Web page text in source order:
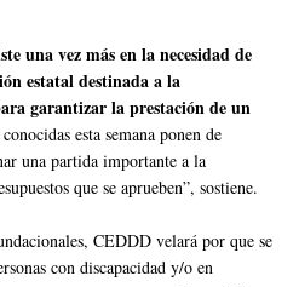
una vez más en la necesidad de
estatal destinada a la
garantizar la prestación de un
esta semana ponen de
una partida importante a la
que se aprueben”, sostiene.
CEDDD velará por que se
con discapacidad y/o en